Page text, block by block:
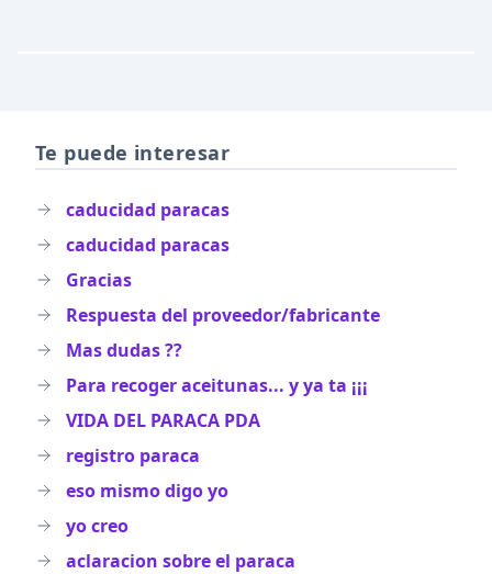
Te puede interesar
caducidad paracas
caducidad paracas
Gracias
Respuesta del proveedor/fabricante
Mas dudas ??
Para recoger aceitunas... y ya ta ¡¡¡
VIDA DEL PARACA PDA
registro paraca
eso mismo digo yo
yo creo
aclaracion sobre el paraca